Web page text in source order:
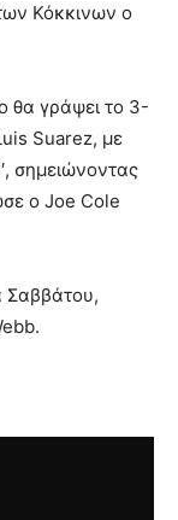
Κόκκινων ο
θα γράψει το 3-
Suarez, με
σημειώνοντας
ο Joe Cole
Σαββάτου,